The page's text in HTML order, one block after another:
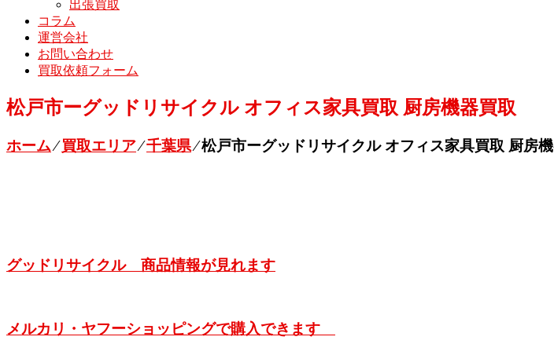
出張買取
コラム
運営会社
お問い合わせ
買取依頼フォーム
松戸市ーグッドリサイクル オフィス家具買取 厨房機器買取
ホーム⁄買取エリア⁄千葉県⁄松戸市ーグッドリサイクル オフィス家具買取 厨房
グッドリサイクル 商品情報が見れます
メルカリ・ヤフーショッピングで購入できます